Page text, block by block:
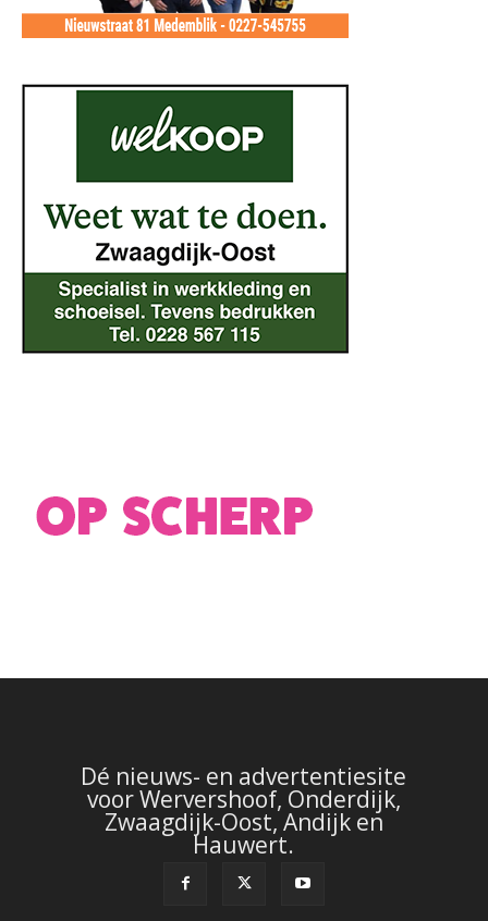
Dé nieuws- en advertentiesite
voor Wervershoof, Onderdijk,
Zwaagdijk-Oost, Andijk en
Hauwert.